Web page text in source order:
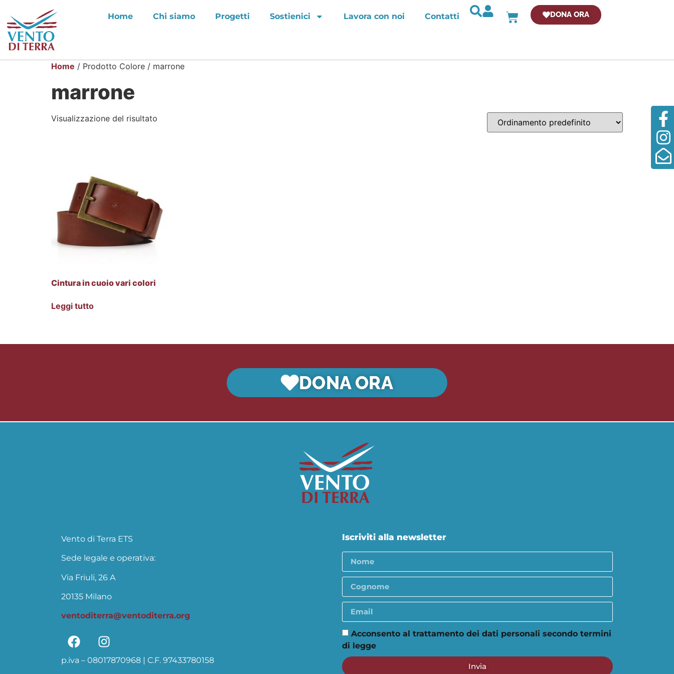
Home Chi siamo Progetti Sostienici Lavora con noi Contatti DONA ORA
Home / Prodotto Colore / marrone
marrone
Visualizzazione del risultato
Cintura in cuoio vari colori
Leggi tutto
DONA ORA
Vento di Terra ETS
Sede legale e operativa:
Via Friuli, 26 A
20135 Milano
ventoditerra@ventoditerra.org
p.iva – 08017870968 | C.F. 97433780158
Iscriviti alla newsletter
Acconsento al trattamento dei dati personali secondo termini
di legge
Invia